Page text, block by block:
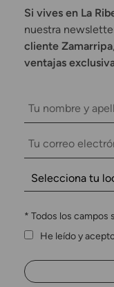
Si vives en La
nuestra
cliente Zamarripa
ventajas
* Todos los campos
He leído y